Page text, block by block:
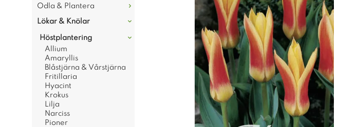
Odla & Plantera
Lökar & Knölar
Höstplantering
Allium
Amaryllis
Blåstjärna & Vårstjärna
Fritillaria
Hyacint
Krokus
Lilja
Narciss
Pioner